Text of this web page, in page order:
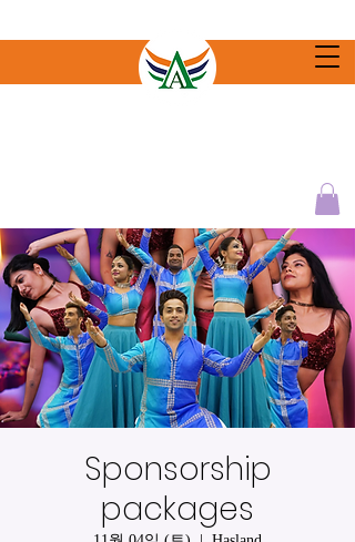
Sponsorship
packages